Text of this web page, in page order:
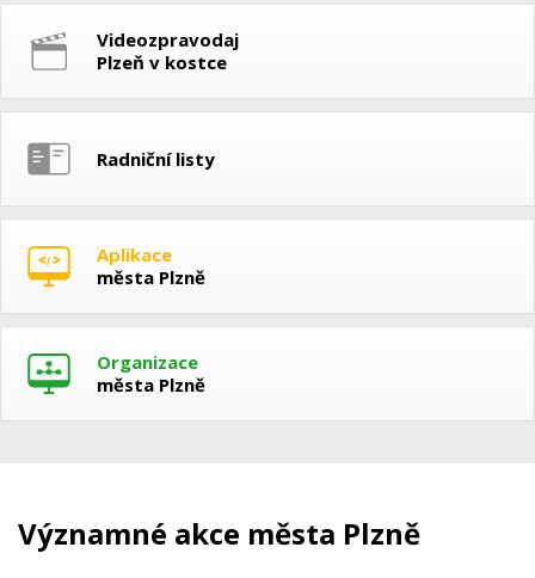
Videozpravodaj
Plzeň v kostce
Radniční listy
Aplikace
města Plzně
Organizace
města Plzně
Významné akce města Plzně